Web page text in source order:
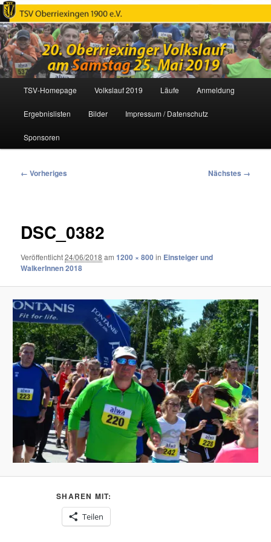
Oberriexinger Volkslauf
Zum
primären
Inhalt
springen
TSV-Homepage Volkslauf 2019 Läufe Anmeldung
Ergebnislisten Bilder Impressum / Datenschutz
Sponsoren
Bilder-
← Vorheriges Nächstes →
DSC_0382
Veröffentlicht24/06/2018 am1200 × 800in Einsteiger und
WalkerInnen 2018
SHAREN MIT:
Teilen